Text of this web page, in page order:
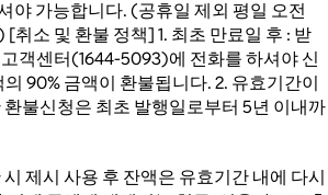
야 가능합니다. (공휴일 제외 평일 오전
취소 및 환불 정책] 1. 최초 만료일 후 : 받
객센터(1644-5093)에 전화를 하셔야 신
90% 금액이 환불됩니다. 2. 유효기간이
불신청은 최초 발행일로부터 5년 이내까
제시 사용 후 잔액은 유효기간 내에 다시